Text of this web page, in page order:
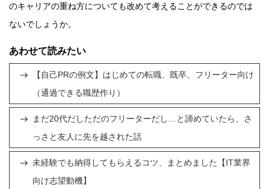
のキャリアの重ね方についても改めて考えることができるのでは
ないでしょうか。
あわせて読みたい
【自己PRの例文】はじめての転職、既卒、フリーター向け
（通過できる職歴作り）
まだ20代だしただのフリーターだし…と諦めていたら、さ
っさと友人に先を越された話
未経験でも納得してもらえるコツ、まとめました【IT業界
向け志望動機】